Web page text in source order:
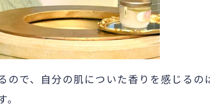
ので、自分の肌についた香りを感じるの